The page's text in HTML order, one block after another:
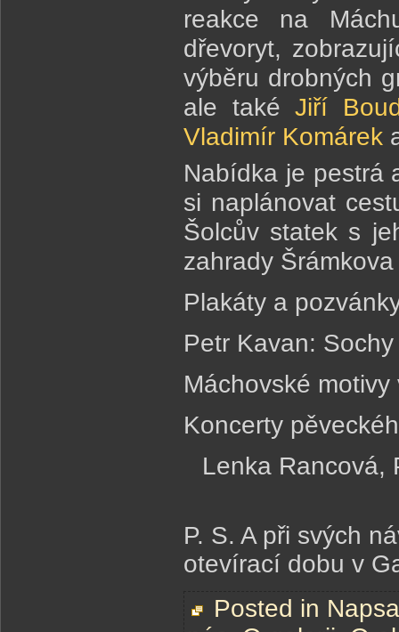
reakce na
dřevoryt,
výběru drobných
ale takéJiří
Vladimír Komárek
Nabídka je pestrá
si naplánovat
Šolcův statek s
zahrady
Plakáty a
Petr Kavan: Sochy
Máchovské
Koncerty
Lenka Rancová,
P. S. A při svých
otevírací dobu v
Posted in